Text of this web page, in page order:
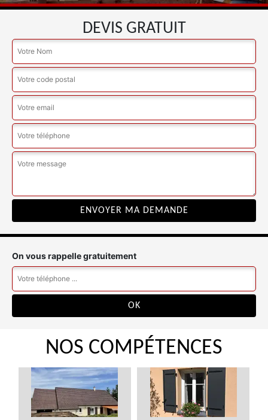
DEVIS GRATUIT
On vous rappelle gratuitement
NOS COMPÉTENCES